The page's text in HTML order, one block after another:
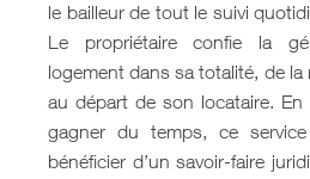
le bailleur de tout le suivi
Le propriétaire confie la
logement dans sa totalité, de la
au départ de son locataire.
gagner du temps, ce
bénéficier d’un savoir-faire